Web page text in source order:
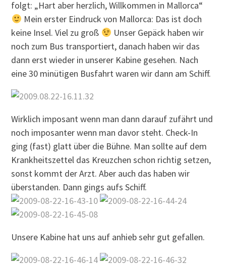
folgt: „Hart aber herzlich, Willkommen in Mallorca“
Mein erster Eindruck von Mallorca: Das ist doch
keine Insel. Viel zu groß
Unser Gepäck haben wir
noch zum Bus transportiert, danach haben wir das
dann erst wieder in unserer Kabine gesehen. Nach
eine 30 minütigen Busfahrt waren wir dann am Schiff.
Wirklich imposant wenn man dann darauf zufährt und
noch imposanter wenn man davor steht. Check-In
ging (fast) glatt über die Bühne. Man sollte auf dem
Krankheitszettel das Kreuzchen schon richtig setzen,
sonst kommt der Arzt. Aber auch das haben wir
überstanden. Dann gings aufs Schiff.
Unsere Kabine hat uns auf anhieb sehr gut gefallen.